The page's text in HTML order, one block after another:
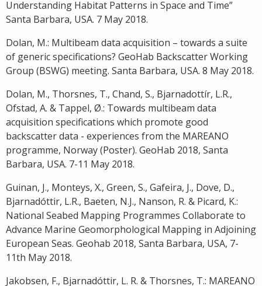
Understanding Habitat Patterns in Space and Time”
Santa Barbara, USA. 7 May 2018.
Dolan, M.: Multibeam data acquisition – towards a suite
of generic specifications? GeoHab Backscatter Working
Group (BSWG) meeting. Santa Barbara, USA. 8 May 2018.
Dolan, M., Thorsnes, T., Chand, S., Bjarnadottír, L.R.,
Ofstad, A. & Tappel, Ø.: Towards multibeam data
acquisition speci­fications which promote good
backscatter data - experiences from the MAREANO
programme, Norway (Poster). GeoHab 2018, Santa
Barbara, USA. 7-11 May 2018.
Guinan, J., Monteys, X., Green, S., Gafeira, J., Dove, D.,
Bjarnadóttir, L.R., Baeten, N.J., Nanson, R. & Picard, K.:
National Seabed Mapping Programmes Collaborate to
Advance Marine Geomorphological Mapping in Adjoining
European Seas. Geohab 2018, Santa Barbara, USA, 7-
11th May 2018.
Jakobsen, F., Bjarnadóttir, L. R. & Thorsnes, T.: MAREANO